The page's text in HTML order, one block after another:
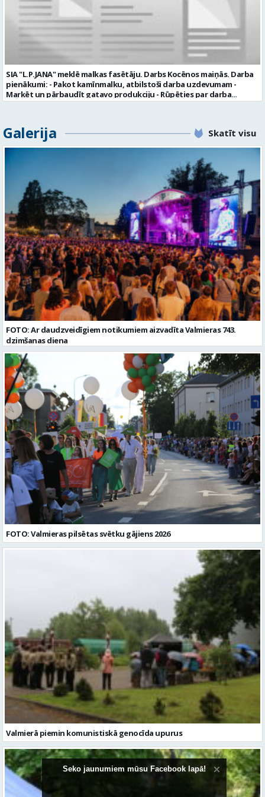
valmiera.lv personīgi SIA „VTU Valmiera”, Reģ.nr. 40003004220,
„Brandeļi”, Brandeļi, Kocēnu pagasts, Valmieras novads, personāla
daļā darba dienās no plkst. 13:00 līdz 16:00. 2 nedēļu laikā pēc
konkursa termiņa beigām sazināsimies ar pretendentiem, kuri tiks
aicināti uz tikšanos klātienē. Informācijai: 29231565 * Iesniegtos
personas datus SIA “VTU VALMIERA” izmantos, lai konkursa kārtībā
noteiktu vakancei atbilstošāko kandidātu. Ja kandidāts vēlas, lai
viņa personas dati tiktu saglabāti SIA “VTU VALMIERA” iekšējā datu
bāzē ar mērķi tos apstrādāt citos SIA “VTU VALMIERA” personāla
atlases konkursos, tad pieteikumā vakancei lūdzam kandidātam
Valmiera, Valmieras nov. Darba laika veids: Summētais darba laiks
Darba veids: Darbinieka amats uz nenoteiktu laiku Slodze: Viena
vesela slodze Darbības joma: Pakalpojumi Pieteikto vietu skaits: 1
Līgums: Darbinieka amats uz nenoteiktu laiku Aktuāla līdz: 2026-08-
21 Kontaktpersona: CV ar norādi vakancei lūdzu sūtīt uz e-pastu
info@vtu-valmiera.lv vai iesniegt personīgi Izglītības līmenis:
Vispārējā vidējā izglītība
SIA "L.P.JANA" meklē malkas fasētāju. Darbs Kocēnos maiņās. Darba
pienākumi: - Pakot kamīnmalku, atbilstoši darba uzdevumam -
Marķēt un pārbaudīt gatavo produkciju - Rūpēties par darba
kvalitāti un kārtību darba vietā Prasības kandidātiem: - Laba fiziskā
padarītā) - Vienmēr laikā izmaksātu algu - Profesionālus un
atbalstošus kolēģus Lūgums CV sūtīt uz e- pastu:
SAIŅOŠANAS OPERATORS Algas izmaksas veids: Laika darba alga
Darba vietas adrese: LATVIJA, Gravas iela 2, Kocēni, Kocēnu pag.,
Valmieras nov. Slodze: Viena vesela slodze Darbības joma: Ražošana
Pieteikto vietu skaits: 2 Aktuāla līdz: 2027-09-07 Darba sākšanas
datums: 2026-08-17 Kontaktpersona: Davids Pavlovs
Galerija Skatīt visu
FOTO: Ar daudzveidīgiem notikumiem aizvadīta Valmieras 743.
dzimšanas diena
FOTO: Valmieras pilsētas svētku gājiens 2026
Valmierā piemin komunistiskā genocīda upurus
Seko jaunumiem mūsu Facebook lapā!